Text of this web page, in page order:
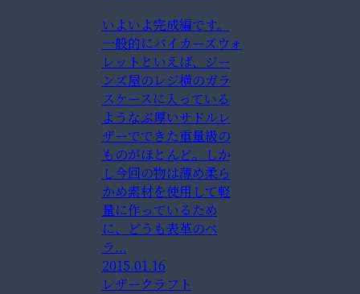
いよいよ完成編です。
一般的にバイカーズウォ
レットといえば、ジー
ンズ屋のレジ横のガラ
スケースに入っている
ようなぶ厚いサドルレ
ザーでできた重量級の
ものがほとんど。しか
し今回の物は薄め柔ら
かめ素材を使用して軽
量に作っているため
に、どうも表革のペ
ラ...
2015.01.16
レザークラフト